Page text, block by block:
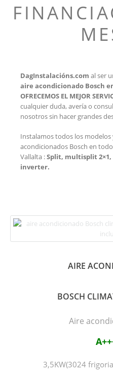
DagInstalacións.com al ser
aire acondicionado Bosch
OFRECEMOS EL MEJOR
cualquier duda, avería o
nosotros sin hacer grandes
Instalamos todos los modelos
acondicionados Bosch en
Vallalta :Split, multisplit 2×1,
inverter.
AIRE
BOSCH
Aire
3,5KW(3024